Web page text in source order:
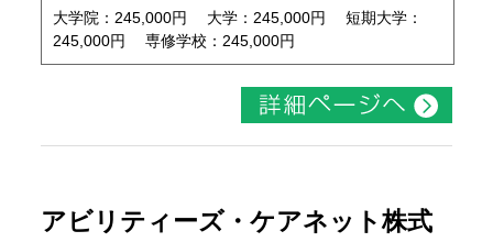
大学院：245,000円 大学：245,000円 短期大学：
245,000円 専修学校：245,000円
アビリティーズ・ケアネット株式